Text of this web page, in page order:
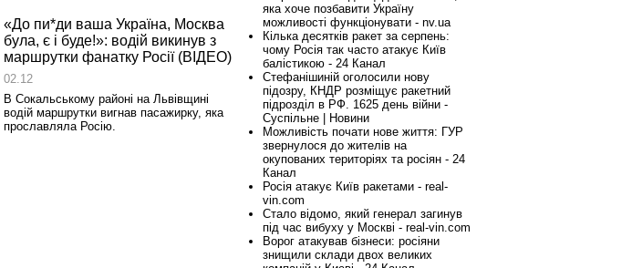
«До пи*ди ваша Україна, Москва
була, є і буде!»: водій викинув з
маршрутки фанатку Росії (ВІДЕО)
02.12
В Сокальському районі на Львівщині
водій маршрутки вигнав пасажирку, яка
прославляла Росію.
яка хоче позбавити Україну
можливості функціонувати - nv.ua
Кілька десятків ракет за серпень:
чому Росія так часто атакує Київ
балістикою - 24 Канал
Стефанішиній оголосили нову
підозру, КНДР розміщує ракетний
підрозділ в РФ. 1625 день війни -
Суспільне | Новини
Можливість почати нове життя: ГУР
звернулося до жителів на
окупованих територіях та росіян - 24
Канал
Росія атакує Київ ракетами - real-
vin.com
Стало відомо, який генерал загинув
під час вибуху у Москві - real-vin.com
Ворог атакував бізнеси: росіяни
знищили склади двох великих